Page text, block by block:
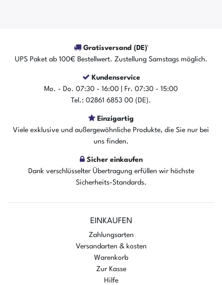
Gratisversand (DE)¹
UPS Paket ab 100€ Bestellwert. Zustellung Samstags möglich.
Kundenservice
Mo. - Do. 07:30 - 16:00 | Fr. 07:30 - 15:00
Tel.: 02861 6853 00 (DE).
Einzigartig
Viele exklusive und außergewöhnliche Produkte, die Sie nur bei
uns finden.
Sicher einkaufen
Dank verschlüsselter Übertragung erfüllen wir höchste
Sicherheits-Standards.
EINKAUFEN
Zahlungsarten
Versandarten & kosten
Warenkorb
Zur Kasse
Hilfe